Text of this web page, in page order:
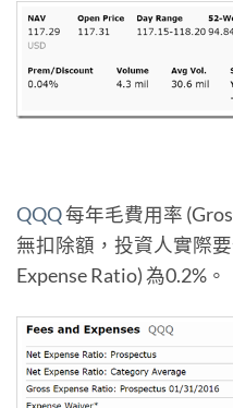
QQQ每年毛費用率
無扣除額，投資人實際
Expense Ratio) 為0.2%。